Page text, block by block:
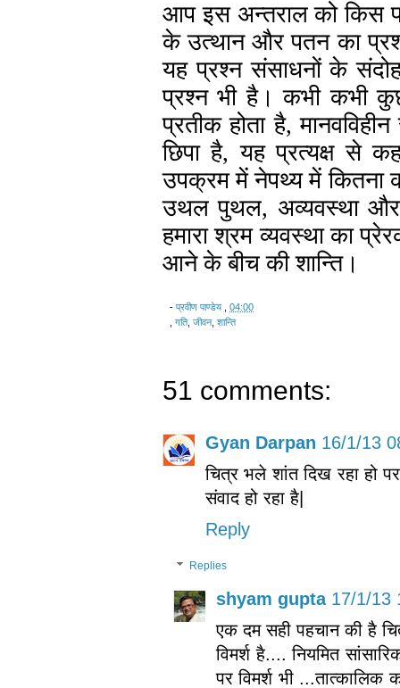
आप इस अन्तराल को किस
के उत्थान और पतन का
यह प्रश्न संसाधनों के
प्रश्न भी है। कभी कभी
प्रतीक होता है,
छिपा है, यह प्रत्यक्ष से
उपक्रम में नेपथ्य में कितना
उथल पुथल, अव्यवस्था और
हमारा श्रम व्यवस्था का
आने के बीच की शान्ति।
- प्रवीण पाण्डेय
04:00
गति, जीवन, शान्ति
51 comments:
Gyan Darpan 16/1/13
चित्र भले शांत दिख रहा हो
संवाद हो रहा है|
Reply
Replies
shyam gupta 17/1/13
एक दम सही पहचान की है
विमर्श है.... नियमित
पर विमर्श भी ...तात्कालिक